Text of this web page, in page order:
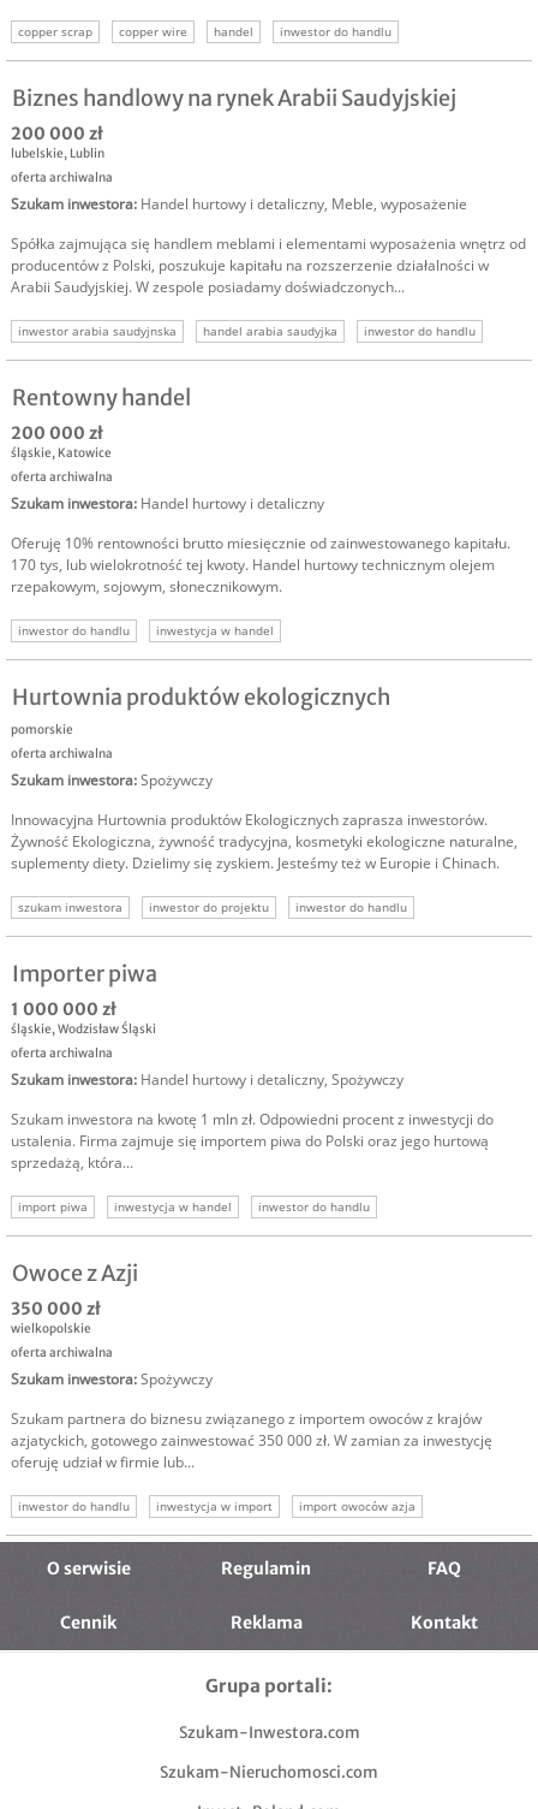
copper scrap copper wire handel
inwestor do handlu
inwestycja w handel
Biznes handlowy na rynek Arabii Saudyjskiej
200 000 zł
lubelskie, Lublin
oferta archiwalna
Szukam inwestora: Handel hurtowy i detaliczny, Meble, wyposażenie
Spółka zajmująca się handlem meblami i elementami wyposażenia wnętrz od
producentów z Polski, poszukuje kapitału na rozszerzenie działalności w
Arabii Saudyjskiej. W zespole posiadamy doświadczonych...
inwestor arabia saudyjnska handel arabia saudyjka
inwestor do handlu
inwestycja w handel
inwestor biznes handlowy
Rentowny handel
200 000 zł
śląskie, Katowice
oferta archiwalna
Szukam inwestora: Handel hurtowy i detaliczny
Oferuję 10% rentowności brutto miesięcznie od zainwestowanego kapitału.
170 tys, lub wielokrotność tej kwoty. Handel hurtowy technicznym olejem
rzepakowym, sojowym, słonecznikowym.
inwestor do handlu inwestycja w handel
Hurtownia produktów ekologicznych
pomorskie
oferta archiwalna
Szukam inwestora:Spożywczy
Innowacyjna Hurtownia produktów Ekologicznych zaprasza inwestorów.
Żywność Ekologiczna, żywność tradycyjna, kosmetyki ekologiczne naturalne,
suplementy diety. Dzielimy się zyskiem. Jesteśmy też w Europie i Chinach.
szukam inwestora inwestor do projektu inwestor do handlu
Importer piwa
1 000 000 zł
śląskie,Wodzisław Śląski
oferta archiwalna
Szukam inwestora: Handel hurtowy i detaliczny, Spożywczy
Szukam inwestora na kwotę 1 mln zł. Odpowiedni procent z inwestycji do
ustalenia. Firma zajmuje się importem piwa do Polski oraz jego hurtową
sprzedażą, która...
import piwa inwestycja w handel inwestor do handlu
Owoce z Azji
350 000 zł
wielkopolskie
oferta archiwalna
Szukam inwestora:Spożywczy
Szukam partnera do biznesu związanego z importem owoców z krajów
azjatyckich, gotowego zainwestować 350 000 zł. W zamian za inwestycję
oferuję udział w firmie lub...
inwestor do handlu inwestycja w import
import owoców azja
owoce z azji
O serwisie Regulamin FAQ
Cennik Reklama Kontakt
Grupa portali:
Szukam-Inwestora.com
Szukam-Nieruchomosci.com